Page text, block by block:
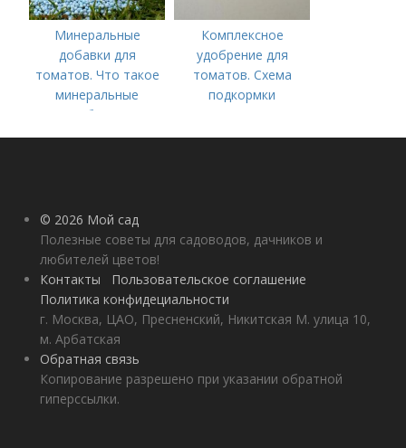
Минеральные
добавки для
томатов. Что такое
минеральные
удобрения
Комплексное
удобрение для
томатов. Схема
подкормки
рассады до сбора
© 2026 Мой сад
Полезные советы для садоводов, дачников и
любителей цветов!
Контакты
Пользовательское соглашение
Политика конфидециальности
г. Москва, ЦАО, Пресненский, Никитская М. улица 10,
м. Арбатская
Обратная связь
Копирование разрешено при указании обратной
гиперссылки.